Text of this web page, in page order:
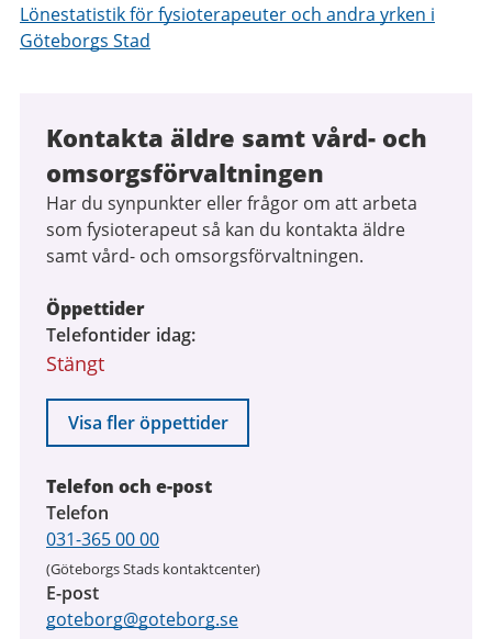
Lönestatistik för fysioterapeuter och andra yrken i
Göteborgs Stad
Kontakta äldre samt vård- och
omsorgsförvaltningen
Har du synpunkter eller frågor om att arbeta
som fysioterapeut så kan du kontakta äldre
samt vård- och omsorgsförvaltningen.
Öppettider
Telefontider idag
Stängt
Visa fler öppettider
Telefon och e-post
Telefon
031-365 00 00
(Göteborgs Stads kontaktcenter)
E-post
goteborg@goteborg.se